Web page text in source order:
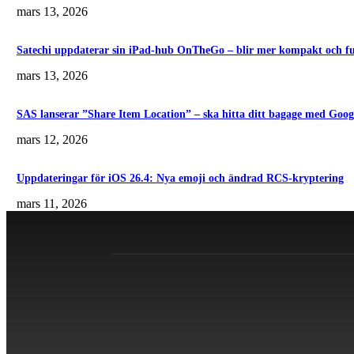
mars 13, 2026
Satechi uppdaterar sin iPad-hub OnTheGo – blir mer kompakt och
mars 13, 2026
SAS lanserar ”Share Item Location” – ska hitta ditt bagage med
mars 12, 2026
Uppdateringar för iOS 26.4: Nya emoji och ändrad RCS-kryptering
mars 11, 2026